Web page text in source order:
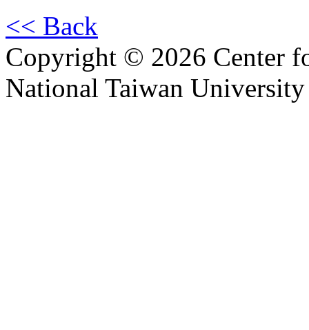
<< Back
Copyright © 2026 Center
National Taiwan University